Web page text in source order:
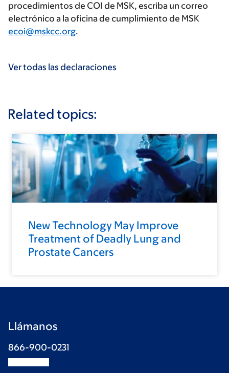
procedimientos de COI de MSK, escriba un correo
electrónico a la oficina de cumplimiento de MSK
ecoi@mskcc.org.
Ver todas las declaraciones
Related topics:
New Technology May Improve
Treatment of Deadly Lung and
Prostate Cancers
Llámanos
866-900-0231